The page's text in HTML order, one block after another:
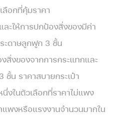
ลือกที่คุ้มราคา
ละให้การปกป้องสิ่งของมีค่า
ะดาษลูกฟูก 3 ชั้น
สิ่งของจากการกระแทกและ
น ราคาสบายกระเป๋า
งในตัวเลือกที่ราคาไม่แพง
พงหรือแรงงานจำนวนมากใน